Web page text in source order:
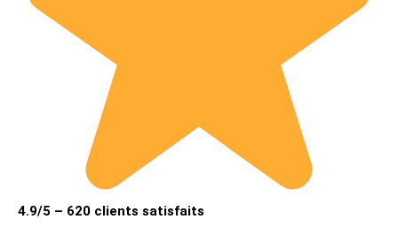
4.9/5 – 620 clients satisfaits